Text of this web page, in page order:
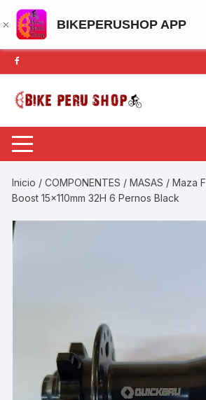
BIKEPERUSHOP APP
Saltar
al
contenido
Inicio /COMPONENTES /MASAS / Maza
Boost 15x110mm 32H 6 Pernos Black